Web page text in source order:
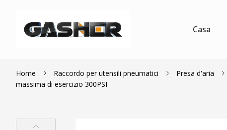
Casa
Home Raccordo per utensili pneumatici Presa d'aria
massima di esercizio 300PSI